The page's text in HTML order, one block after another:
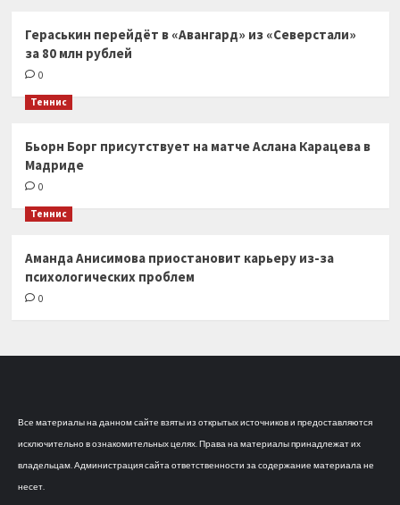
Гераськин перейдёт в «Авангард» из «Северстали»
за 80 млн рублей
0
Теннис
Бьорн Борг присутствует на матче Аслана Карацева в
Мадриде
0
Теннис
Аманда Анисимова приостановит карьеру из-за
психологических проблем
0
Все материалы на данном сайте взяты из открытых источников и предоставляются
исключительно в ознакомительных целях. Права на материалы принадлежат их
владельцам. Администрация сайта ответственности за содержание материала не
несет.